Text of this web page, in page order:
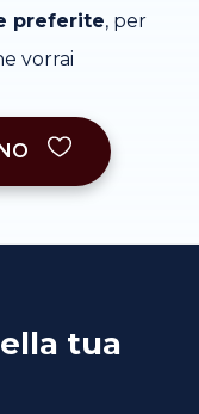
preferite, per
vorrai
tua